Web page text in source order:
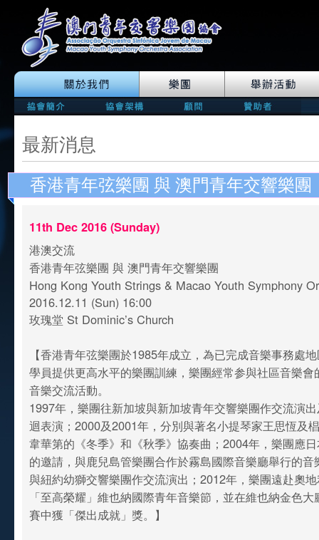
最新消息
香港青年弦樂團 與 澳門青年交響樂團
11th Dec 2016 (Sunday)
港澳交流
香港青年弦樂團 與 澳門青年交響樂團
Hong Kong Youth Strings & Macao Youth Symphony
2016.12.11 (Sun) 16:00
玫瑰堂 St Dominic’s Church
【香港青年弦樂團於1985年成立，為已完成音樂事務處
學員提供更高水平的樂團訓練，樂團經常参與社區音樂會
音樂交流活動。
1997年，樂團往新加坡與新加坡青年交響樂團作交流演
迴表演；2000及2001年，分別與著名小提琴家王思恆及
韋華第的《冬季》和《秋季》協奏曲；2004年，樂團應
的邀請，與鹿兒島管樂團合作於霧島國際音樂廳舉行的
與紐約幼獅交響樂團作交流演出；2012年，樂團遠赴奧
「至高榮耀」維也納國際青年音樂節，並在維也納金色
賽中獲「傑出成就」獎。】